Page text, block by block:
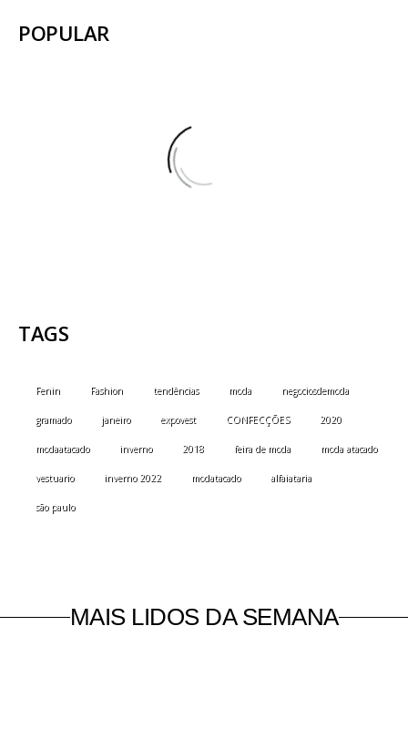
POPULAR
TAGS
Fenin Fashion tendências moda negociosdemoda
gramado janeiro expovest CONFECÇÕES 2020
modaatacado inverno 2018 feira de moda moda atacado
vestuario inverno 2022 modatacado alfaiataria
são paulo
MAIS LIDOS DA SEMANA